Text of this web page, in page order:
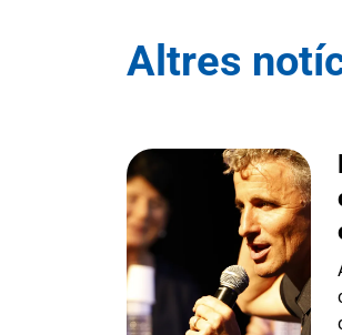
Altres